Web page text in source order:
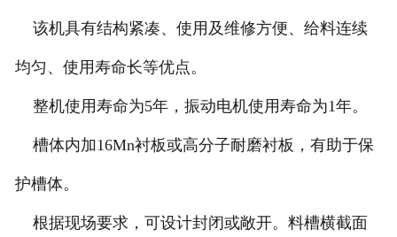
该机具有结构紧凑、使用及维修方便、给料连续
均匀、使用寿命长等优点。
整机使用寿命为5年，振动电机使用寿命为1年。
槽体内加16Mn衬板或高分子耐磨衬板，有助于保
护槽体。
根据现场要求，可设计封闭或敞开。料槽横截面